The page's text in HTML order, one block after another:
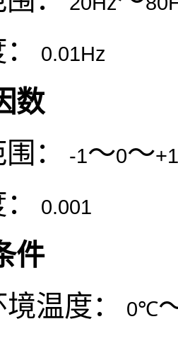
0.01Hz
数
：
-1～0～+1
0.001
件
温度：
0℃